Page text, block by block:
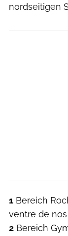
nordseitigen
1 Bereich
ventre de nos
2 Bereich